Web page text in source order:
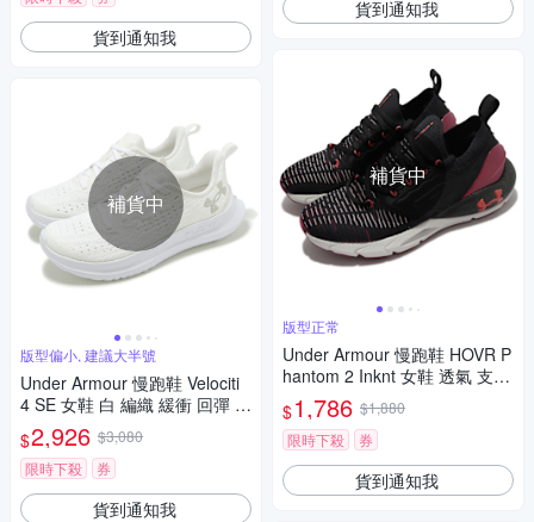
貨到通知我
補貨中
版型偏小, 建議大半號
Under Armour 慢跑鞋 Velociti
4 SE 女鞋 白 編織 緩衝 回彈 全
白 運動鞋 UA 3027586100
$2,926 $3,080
限時下殺
券
貨到通知我
貨到通知我
補貨中
版型正常
Under Armour 慢跑鞋 HOVR P
hantom 2 Inknt 女鞋 透氣 支撐
包覆 黑 紅 運動鞋 UA 3024155
006
$1,786 $1,880
限時下殺
券
貨到通知我